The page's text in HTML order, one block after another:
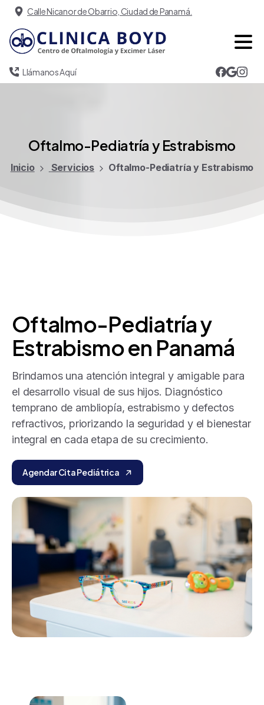
Calle Nicanor de Obarrio, Ciudad de Panamá.
Llámanos Aquí
Oftalmo-Pediatría y Estrabismo
Inicio Servicios Oftalmo-Pediatría y Estrabismo
Oftalmo-Pediatríay
Estrabismoen Panamá
Brindamos una atención integral y amigable para
el desarrollo visual de sus hijos. Diagnóstico
temprano de ambliopía, estrabismo y defectos
refractivos, priorizando la seguridad y el bienestar
integral en cada etapa de su crecimiento.
Agendar Cita Pediátrica